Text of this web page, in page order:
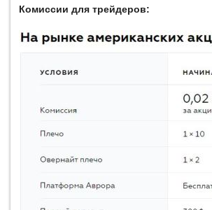
Комиссии для трейдеров: